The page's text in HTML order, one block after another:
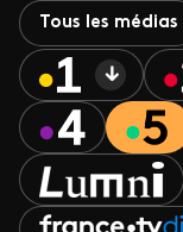
Tous les médias